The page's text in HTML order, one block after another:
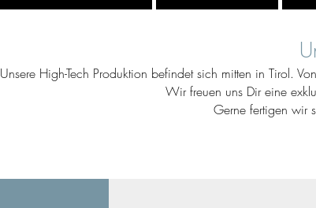
Unsere High-Tech Produktion befindet sich mitten in Tirol.
Wir freuen uns Dir eine
Gerne fertigen wir